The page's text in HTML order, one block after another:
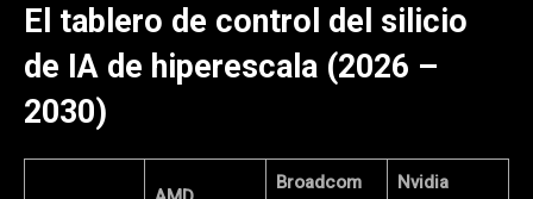
El tablero de control del silicio
de IA de hiperescala (2026 –
2030)
Broadcom
Nvidia